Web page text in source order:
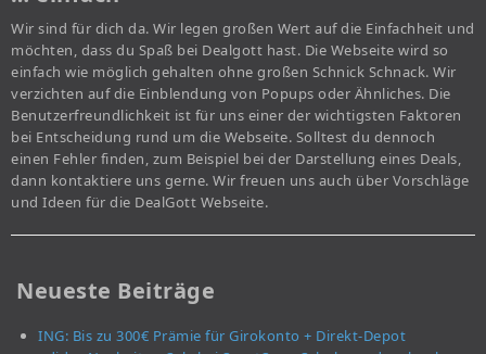
Wir sind für dich da. Wir legen großen Wert auf die Einfachheit und
möchten, dass du Spaß bei Dealgott hast. Die Webseite wird so
einfach wie möglich gehalten ohne großen Schnick Schnack. Wir
verzichten auf die Einblendung von Popups oder Ähnliches. Die
Benutzerfreundlichkeit ist für uns einer der wichtigsten Faktoren
bei Entscheidung rund um die Webseite. Solltest du dennoch
einen Fehler finden, zum Beispiel bei der Darstellung eines Deals,
dann kontaktiere uns gerne. Wir freuen uns auch über Vorschläge
und Ideen für die DealGott Webseite.
Neueste Beiträge
ING: Bis zu 300€ Prämie für Girokonto + Direkt-Depot